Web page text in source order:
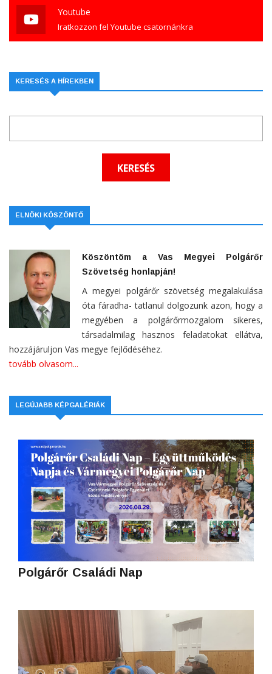
Youtube
Iratkozzon fel Youtube csatornánkra
KERESÉS A HÍREKBEN
ELNÖKI KÖSZÖNTŐ
Köszöntöm a Vas Megyei Polgárőr
Szövetség honlapján!
A megyei polgárőr szövetség megalakulása
óta fáradha- tatlanul dolgozunk azon, hogy a
megyében a polgárőrmozgalom sikeres,
társadalmilag hasznos feladatokat ellátva,
hozzájáruljon Vas megye fejlődéséhez.
tovább olvasom...
LEGÚJABB KÉPGALÉRIÁK
Polgárőr Családi Nap